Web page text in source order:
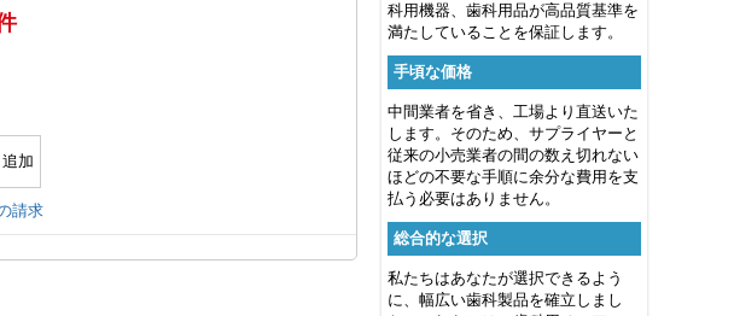
科用機器、歯科用品が高品質基準を
満たしていることを保証します。
手頃な価格
中間業者を省き、工場より直送いた
します。そのため、サプライヤーと
従来の小売業者の間の数え切れない
ほどの不要な手順に余分な費用を支
払う必要はありません。
総合的な選択
私たちはあなたが選択できるよう
に、幅広い歯科製品を確立しまし
加
請求